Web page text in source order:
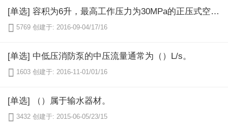
[单选] 容积为6升，最高工作压力为30MPa的正压式空气呼吸器理论上最大使用时间是（）分钟。
 5769 创建于: 2016-09-04/17/16
[单选] 中低压消防泵的中压流量通常为（）L/s。
 1603 创建于: 2016-11-01/01/16
[单选] （）属于输水器材。
 3432 创建于: 2015-06-05/23/15